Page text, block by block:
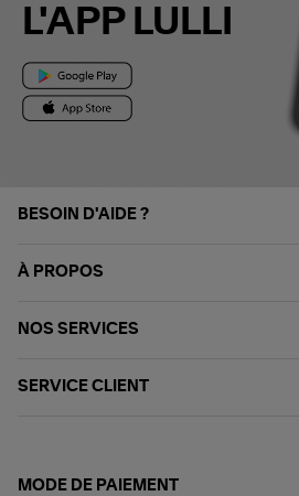
L'APP LULLI
BESOIN D'AIDE ?
À PROPOS
NOS SERVICES
SERVICE CLIENT
MODE DE PAIEMENT